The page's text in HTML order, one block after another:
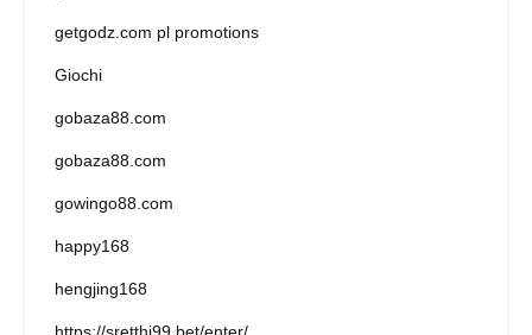
getgodz.com pl promotions
Giochi
gobaza88.com
gobaza88.com
gowingo88.com
happy168
hengjing168
https://sretthi99.bet/enter/